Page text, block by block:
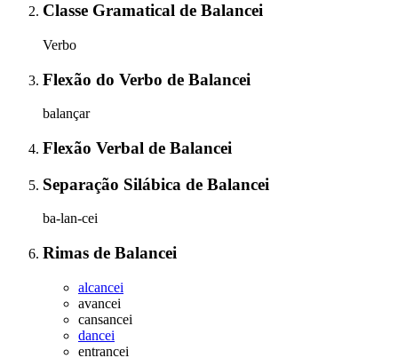
Classe Gramatical de Balancei
Verbo
Flexão do Verbo de Balancei
balançar
Flexão Verbal de Balancei
Separação Silábica de Balancei
ba-lan-cei
Rimas de Balancei
alcancei
avancei
cansancei
dancei
entrancei